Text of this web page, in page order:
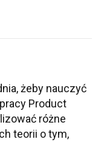
żeby nauczyć
Product
różne
teorii o tym,